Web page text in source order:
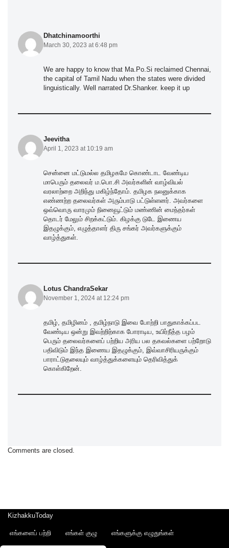
Dhatchinamoorthi
March 30, 2023 at 6:48 pm
We are happy to know that Ma.Po.Si reclaimed Chennai,
the capital of Tamil Nadu when the states were divided
linguistically. Well narrated Dr.Shanker. keep it up
Jeevitha
April 1, 2023 at 10:19 am
சென்னை மட்டுமல்ல தமிழகமே கொண்டாட வேண்டிய
மாபெரும் தலைவர் ம.பொ.சி அவர்களின் வாழ்வியல்
வரலாற்றை அறிந்து மகிழ்ந்தோம். தமிழக நலனுக்காக
எண்ணற்ற தலைவர்கள் அரும்பாடு பட்டுள்ளனர். அவர்களை
ஒவ்வொரு வாரமும் நினைவூட்டும் மண்ணின் மைந்தர்கள்
தொடர் மேலும் சிறக்கட்டும். கிழக்கு டுடே இணைய
இதழுக்கும், எழுத்தாளர் திரு சங்கர் அவர்களுக்கும்
வாழ்த்துகள்.
Lotus ChandraSekar
November 1, 2024 at 12:24 pm
தமிழ், தமிழினம் , தமிழ்நாடு இவை போற்றி பாதுகாக்கப்பட
வேண்டிய ஒன்று இவற்றிற்காக போராடிய, உயிர்நீத்த பழம்
பெரும் தலைவர்களைப் பற்றிய அரிய பல தகவல்களை பற்றோடு
பதிவிடும் இந்த இணைய இதழுக்கும், இவ்வாசிரியருக்கும்
பாராட்டுதலையும் வாழ்த்துக்களையும் தெரிவித்துக்
கொள்கிறேன்.
Comments are closed.
KizhakkuToday
எங்களைப் பற்றி எங்கள் குழு எங்களுக்கு எழுதுங்கள்